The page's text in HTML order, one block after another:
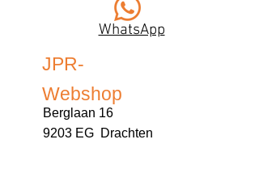
WhatsApp
JPR-
Webshop
Berglaan 16
9203 EG Drachten